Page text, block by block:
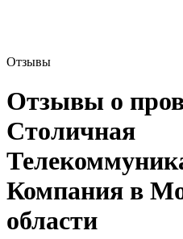
Отзывы
Отзывы о
Столичная
Компания в
области